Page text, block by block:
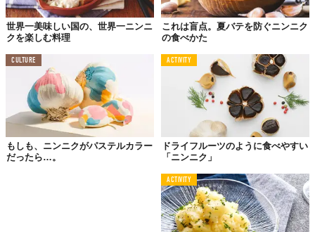
世界一美味しい国の、世界一ニンニ
クを楽しむ料理
これは盲点。夏バテを防ぐニンニク
の食べかた
CULTURE
もしも、ニンニクがパステルカラー
だったら…。
ACTIVITY
ドライフルーツのように食べやすい
「ニンニク」
ACTIVITY